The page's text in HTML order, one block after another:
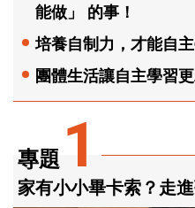
專題 1
家有小小畢卡索？走
能做」 的事！
培養自制力，才能自
團體生活讓自主學習